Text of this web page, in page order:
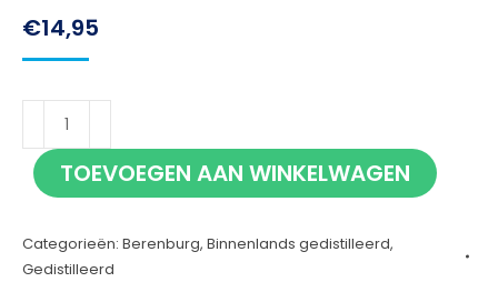
€14,95
Boomsma
Beerenburg
100cl TOEVOEGEN AAN WINKELWAGEN
Categorieën: Berenburg, Binnenlands gedistilleerd,
Gedistilleerd